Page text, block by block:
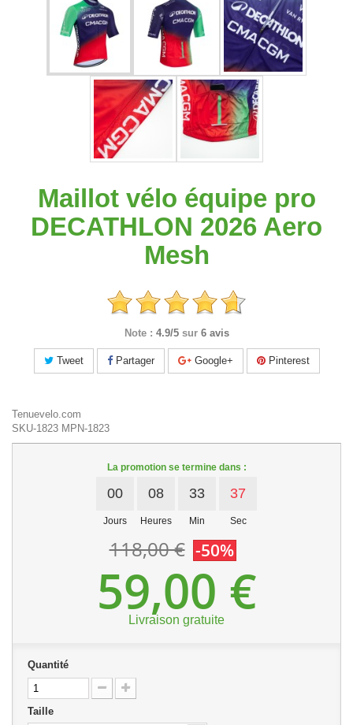
Maillot vélo équipe pro
DECATHLON 2026 Aero
Mesh
Note : 4.9/5 sur 6 avis
Tweet Partager Google+ Pinterest
Tenuevelo.com
SKU-1823 MPN-1823
La promotion se termine dans :
00
Jours
08
Heures
33
Min
37
Sec
118,00 € -50%
59,00 €
Livraison gratuite
Quantité
Taille